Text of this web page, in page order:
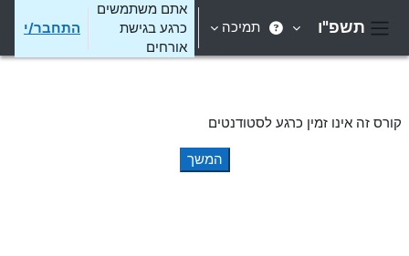
תשפ"ו תמיכה
אתם משתמשים
כרגע בגישת
אורחים
התחבר/י
קורס זה אינו זמין כרגע לסטודנטים
המשך